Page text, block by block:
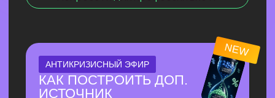
НОВЫЙ ПРАКТИКУМ
ПО КИТАЙСКИМ
НЕЙРОСЕТЯМ
Покажем лучшие модели, которые
обходят лидеров рынка
Узнать подробнее